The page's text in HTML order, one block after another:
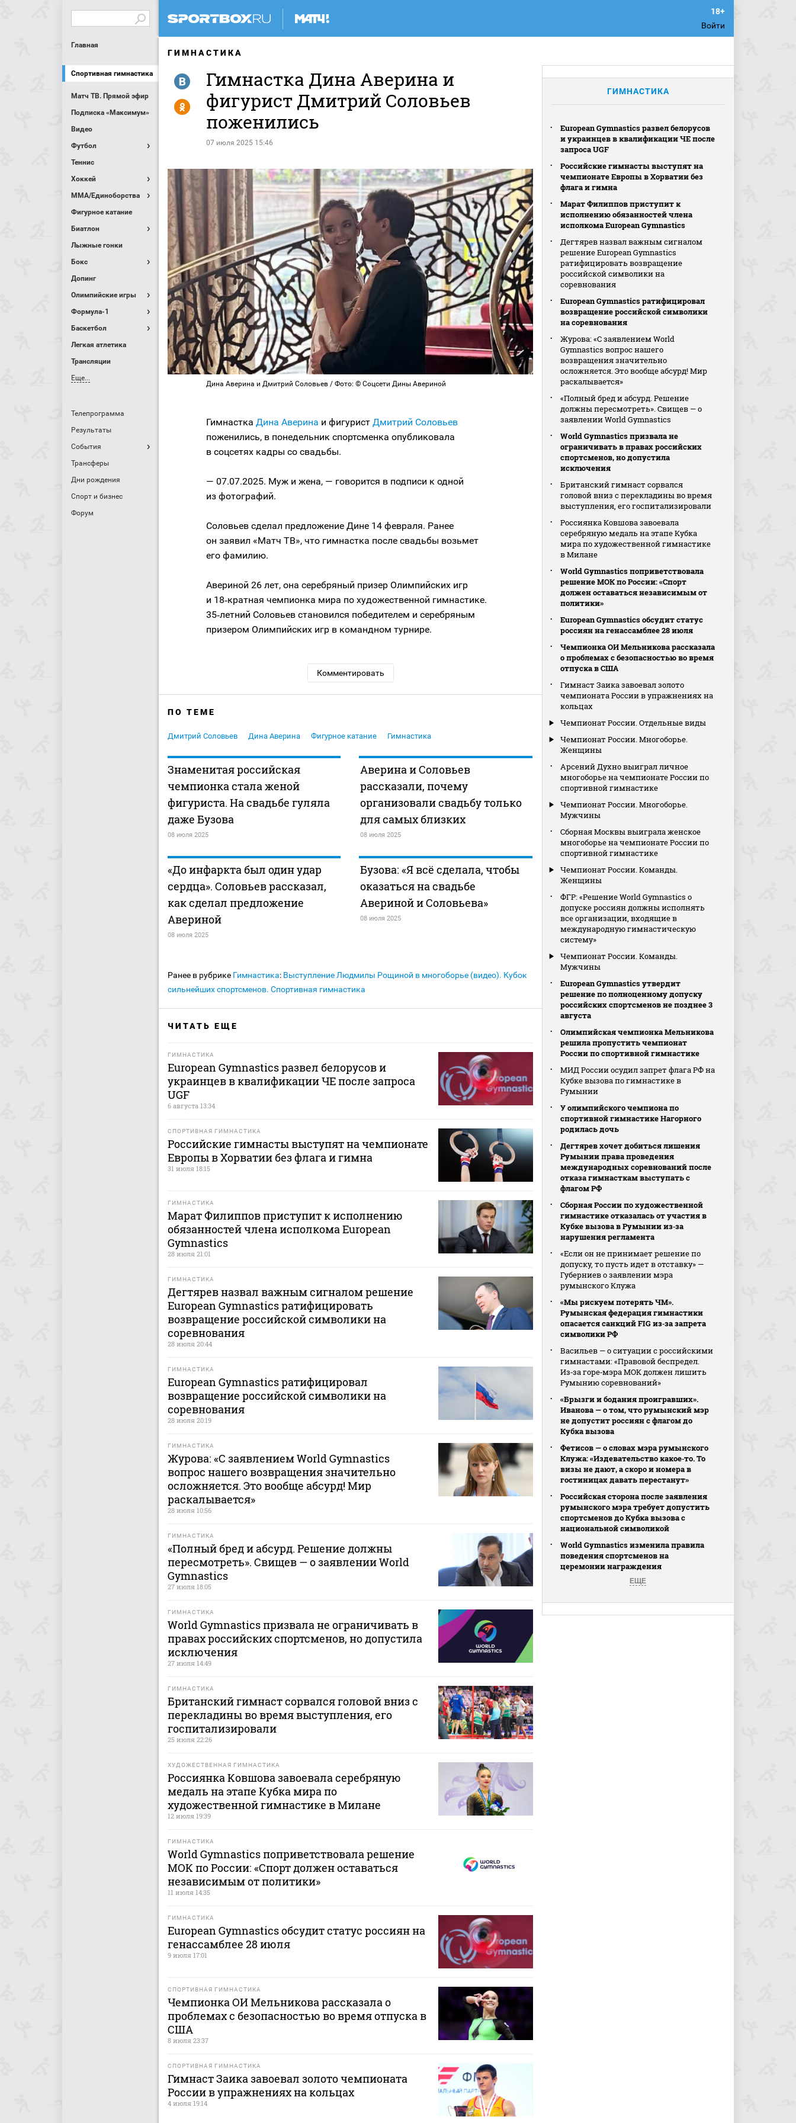
Войти
Главная
Спортивная гимнастика
Матч ТВ. Прямой эфир
Подписка «Максимум»
Видео
Футбол
Теннис
Хоккей
MMA/Единоборства
Фигурное катание
Биатлон
Лыжные гонки
Бокс
Допинг
Олимпийские игры
Формула-1
Баскетбол
Легкая атлетика
Трансляции
Еще...
Телепрограмма
Результаты
События
Трансферы
Дни рождения
Спорт и бизнес
Форум
ГИМНАСТИКА
Гимнастка Дина Аверина и
фигурист Дмитрий Соловьев
поженились
07 июля 2025 15:46
R
Y
Дина Аверина и Дмитрий Соловьев / Фото: © Соцсети Дины Авериной
Гимнастка Дина Аверина и фигурист Дмитрий Соловьев
поженились, в понедельник спортсменка опубликовала
в соцсетях кадры со свадьбы.
— 07.07.2025. Муж и жена, — говорится в подписи к одной
из фотографий.
Соловьев сделал предложение Дине 14 февраля. Ранее
он заявил «Матч ТВ», что гимнастка после свадьбы возьмет
его фамилию.
Авериной 26 лет, она серебряный призер Олимпийских игр
и 18‑кратная чемпионка мира по художественной гимнастике.
35‑летний Соловьев становился победителем и серебряным
призером Олимпийских игр в командном турнире.
Комментировать
ПО ТЕМЕ
Дмитрий Соловьев Дина Аверина Фигурное катание Гимнастика
Знаменитая российская
чемпионка стала женой
фигуриста. На свадьбе гуляла
даже Бузова
08 июля 2025
Аверина и Соловьев
рассказали, почему
организовали свадьбу только
для самых близких
08 июля 2025
«До инфаркта был один удар
сердца». Соловьев рассказал,
как сделал предложение
Авериной
08 июля 2025
Бузова: «Я всё сделала, чтобы
оказаться на свадьбе
Авериной и Соловьева»
08 июля 2025
Ранее в рубрике Гимнастика: Выступление Людмилы Рощиной в многоборье (видео). Кубок
сильнейших спортсменов. Спортивная гимнастика
ЧИТАТЬ ЕЩЕ
ГИМНАСТИКА
European Gymnastics развел белорусов и
украинцев в квалификации ЧЕ после запроса
UGF
6 августа 13:34
СПОРТИВНАЯ ГИМНАСТИКА
Российские гимнасты выступят на чемпионате
Европы в Хорватии без флага и гимна
31 июля 18:15
ГИМНАСТИКА
Марат Филиппов приступит к исполнению
обязанностей члена исполкома European
Gymnastics
28 июля 21:01
ГИМНАСТИКА
Дегтярев назвал важным сигналом решение
European Gymnastics ратифицировать
возвращение российской символики на
соревнования
28 июля 20:44
ГИМНАСТИКА
European Gymnastics ратифицировал
возвращение российской символики на
соревнования
28 июля 20:19
ГИМНАСТИКА
Журова: «С заявлением World Gymnastics
вопрос нашего возвращения значительно
осложняется. Это вообще абсурд! Мир
раскалывается»
28 июля 10:56
ГИМНАСТИКА
«Полный бред и абсурд. Решение должны
пересмотреть». Свищев — о заявлении World
Gymnastics
27 июля 18:05
ГИМНАСТИКА
World Gymnastics призвала не ограничивать в
правах российских спортсменов, но допустила
исключения
27 июля 14:49
ГИМНАСТИКА
Британский гимнаст сорвался головой вниз с
перекладины во время выступления, его
госпитализировали
25 июля 22:26
ХУДОЖЕСТВЕННАЯ ГИМНАСТИКА
Россиянка Ковшова завоевала серебряную
медаль на этапе Кубка мира по
художественной гимнастике в Милане
12 июля 19:39
ГИМНАСТИКА
World Gymnastics поприветствовала решение
МОК по России: «Спорт должен оставаться
независимым от политики»
11 июля 14:35
ГИМНАСТИКА
European Gymnastics обсудит статус россиян на
генассамблее 28 июля
9 июля 17:01
СПОРТИВНАЯ ГИМНАСТИКА
Чемпионка ОИ Мельникова рассказала о
проблемах с безопасностью во время отпуска в
США
8 июля 23:37
СПОРТИВНАЯ ГИМНАСТИКА
Гимнаст Заика завоевал золото чемпионата
России в упражнениях на кольцах
4 июля 19:14
ГИМНАСТИКА
European Gymnastics развел белорусов
и украинцев в квалификации ЧЕ после
запроса UGF
Российские гимнасты выступят на
чемпионате Европы в Хорватии без
флага и гимна
Марат Филиппов приступит к
исполнению обязанностей члена
исполкома European Gymnastics
Дегтярев назвал важным сигналом
решение European Gymnastics
ратифицировать возвращение
российской символики на
соревнования
European Gymnastics ратифицировал
возвращение российской символики
на соревнования
Журова: «С заявлением World
Gymnastics вопрос нашего
возвращения значительно
осложняется. Это вообще абсурд! Мир
раскалывается»
«Полный бред и абсурд. Решение
должны пересмотреть». Свищев — о
заявлении World Gymnastics
World Gymnastics призвала не
ограничивать в правах российских
спортсменов, но допустила
исключения
Британский гимнаст сорвался
головой вниз с перекладины во время
выступления, его госпитализировали
Россиянка Ковшова завоевала
серебряную медаль на этапе Кубка
мира по художественной гимнастике
в Милане
World Gymnastics поприветствовала
решение МОК по России: «Спорт
должен оставаться независимым от
политики»
European Gymnastics обсудит статус
россиян на генассамблее 28 июля
Чемпионка ОИ Мельникова рассказала
о проблемах с безопасностью во время
отпуска в США
Гимнаст Заика завоевал золото
чемпионата России в упражнениях на
кольцах
Чемпионат России. Отдельные виды
Чемпионат России. Многоборье.
Женщины
Арсений Духно выиграл личное
многоборье на чемпионате России по
спортивной гимнастике
Чемпионат России. Многоборье.
Мужчины
Сборная Москвы выиграла женское
многоборье на чемпионате России по
спортивной гимнастике
Чемпионат России. Команды.
Женщины
ФГР: «Решение World Gymnastics о
допуске россиян должны исполнять
все организации, входящие в
международную гимнастическую
систему»
Чемпионат России. Команды.
Мужчины
European Gymnastics утвердит
решение по полноценному допуску
российских спортсменов не позднее 3
августа
Олимпийская чемпионка Мельникова
решила пропустить чемпионат
России по спортивной гимнастике
МИД России осудил запрет флага РФ на
Кубке вызова по гимнастике в
Румынии
У олимпийского чемпиона по
спортивной гимнастике Нагорного
родилась дочь
Дегтярев хочет добиться лишения
Румынии права проведения
международных соревнований после
отказа гимнасткам выступать с
флагом РФ
Сборная России по художественной
гимнастике отказалась от участия в
Кубке вызова в Румынии из‑за
нарушения регламента
«Если он не принимает решение по
допуску, то пусть идет в отставку» —
Губерниев о заявлении мэра
румынского Клужа
«Мы рискуем потерять ЧМ».
Румынская федерация гимнастики
опасается санкций FIG из‑за запрета
символики РФ
Васильев — о ситуации с российскими
гимнастами: «Правовой беспредел.
Из‑за горе‑мэра МОК должен лишить
Румынию соревнований»
«Брызги и бодания проигравших».
Иванова — о том, что румынский мэр
не допустит россиян с флагом до
Кубка вызова
Фетисов — о словах мэра румынского
Клужа: «Издевательство какое‑то. То
визы не дают, а скоро и номера в
гостиницах давать перестанут»
Российская сторона после заявления
румынского мэра требует допустить
спортсменов до Кубка вызова с
национальной символикой
World Gymnastics изменила правила
поведения спортсменов на
церемонии награждения
ЕЩЕ